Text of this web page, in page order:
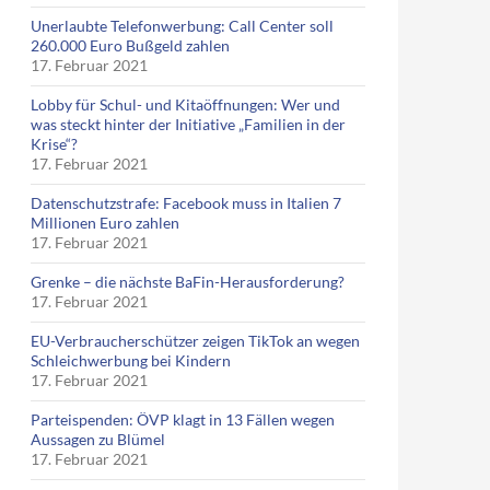
Unerlaubte Telefonwerbung: Call Center soll
260.000 Euro Bußgeld zahlen
17. Februar 2021
Lobby für Schul- und Kitaöffnungen: Wer und
was steckt hinter der Initiative „Familien in der
Krise“?
17. Februar 2021
Datenschutzstrafe: Facebook muss in Italien 7
Millionen Euro zahlen
17. Februar 2021
Grenke – die nächste BaFin-Herausforderung?
17. Februar 2021
EU-Verbraucherschützer zeigen TikTok an wegen
Schleichwerbung bei Kindern
17. Februar 2021
Parteispenden: ÖVP klagt in 13 Fällen wegen
Aussagen zu Blümel
17. Februar 2021